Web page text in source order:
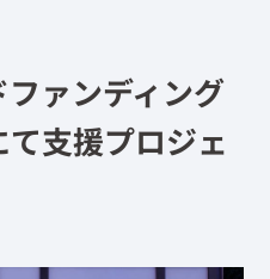
ァンディング
て支援プロジェ